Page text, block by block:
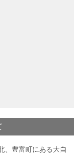
、豊富町にある大自